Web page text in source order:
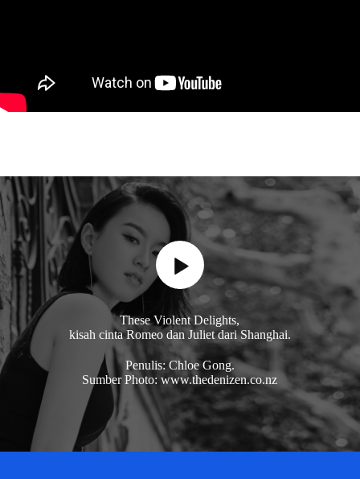
These Violent Delights,
kisah cinta Romeo dan Juliet dari Shanghai.
Penulis: Chloe Gong.
Sumber Photo: www.thedenizen.co.nz